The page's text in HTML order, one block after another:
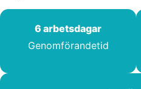
6 arbetsdagar
Genomförandetid